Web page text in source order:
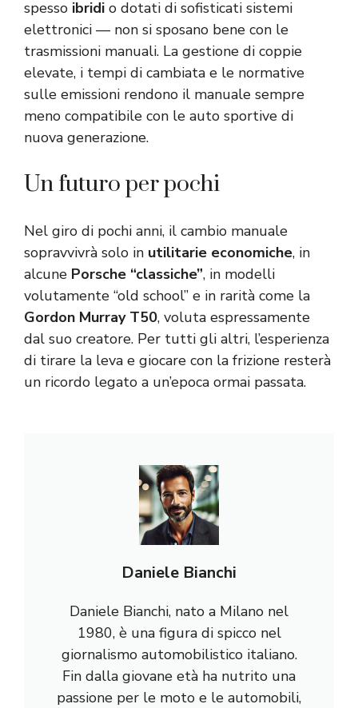
spesso ibridi o dotati di sofisticati sistemi
elettronici — non si sposano bene con le
trasmissioni manuali. La gestione di coppie
elevate, i tempi di cambiata e le normative
sulle emissioni rendono il manuale sempre
meno compatibile con le auto sportive di
nuova generazione.
Un futuro per pochi
Nel giro di pochi anni, il cambio manuale
sopravvivrà solo in utilitarie economiche, in
alcune Porsche “classiche”, in modelli
volutamente “old school” e in rarità come la
Gordon Murray T50, voluta espressamente
dal suo creatore. Per tutti gli altri, l’esperienza
di tirare la leva e giocare con la frizione resterà
un ricordo legato a un’epoca ormai passata.
Daniele Bianchi
Daniele Bianchi, nato a Milano nel
1980, è una figura di spicco nel
giornalismo automobilistico italiano.
Fin dalla giovane età ha nutrito una
passione per le moto e le automobili,